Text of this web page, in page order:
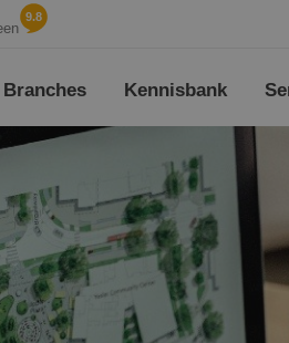
9.8
Branches Kennisbank